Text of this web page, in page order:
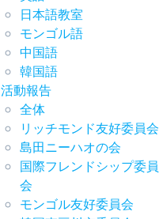
日本語教室
モンゴル語
中国語
韓国語
活動報告
全体
リッチモンド友好委員会
島田ニーハオの会
国際フレンドシップ委員
会
モンゴル友好委員会